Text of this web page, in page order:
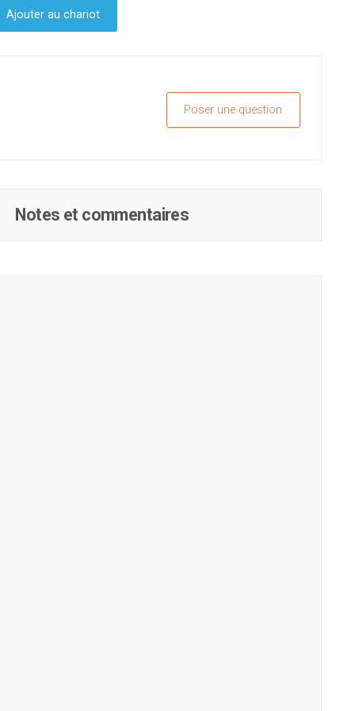
Ajouter au chariot
Poser une question
Notes et commentaires